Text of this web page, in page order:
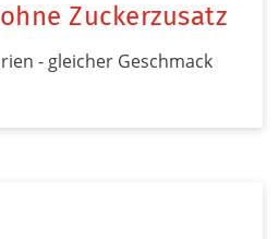
Zuckerzusatz
- gleicher Geschmack